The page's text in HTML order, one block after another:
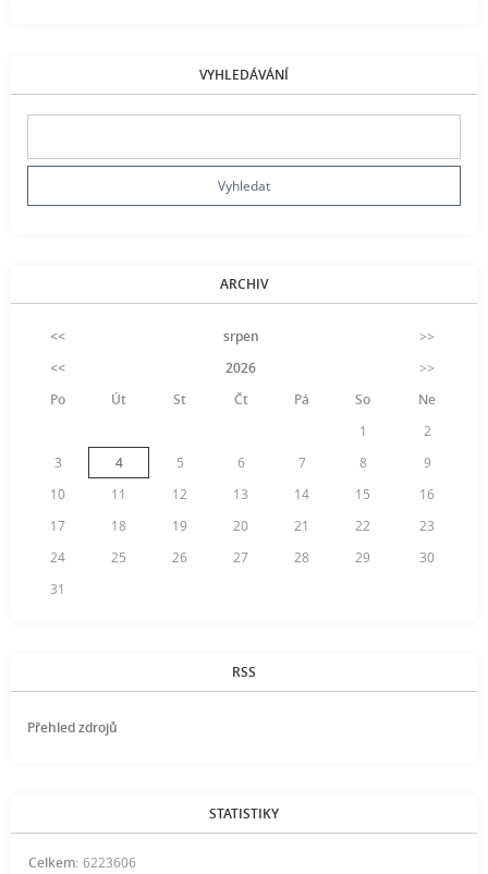
VYHLEDÁVÁNÍ
ARCHIV
<< srpen
>>
<<
2026
>>
Po
Út St Čt Pá So
Ne
1
2
3
4 5 6 7 8
9
10
11 12 13 14 15
16
17
18 19 20 21 22
23
24
25 26 27 28 29
30
31
RSS
Přehled zdrojů
STATISTIKY
Celkem: 6223606